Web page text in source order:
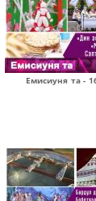
Емисиуня та -